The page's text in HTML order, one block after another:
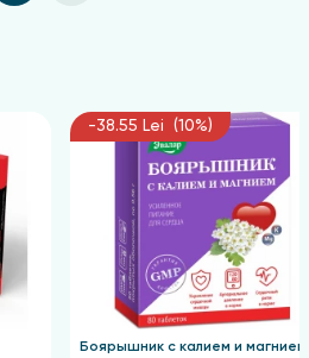
-38.55 Lei (10%)
Боярышник с калием и магнием